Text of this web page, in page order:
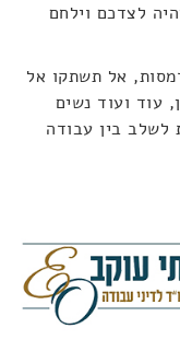
לצדכם וילחם
אל תשתקו אל
עוד ועוד נשים
לשלב בין עבודה